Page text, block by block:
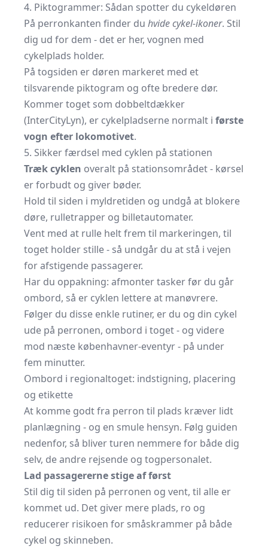
4. Piktogrammer: Sådan spotter du cykeldøren
På perronkanten finder du hvide cykel-ikoner. Stil
dig ud for dem - det er her, vognen med
cykelplads holder.
På togsiden er døren markeret med et
tilsvarende piktogram og ofte bredere dør.
Kommer toget som dobbeltdækker
(InterCityLyn), er cykelpladserne normalt i første
vogn efter lokomotivet.
5. Sikker færdsel med cyklen på stationen
Træk cyklen overalt på stationsområdet - kørsel
er forbudt og giver bøder.
Hold til siden i myldretiden og undgå at blokere
døre, rulletrapper og billetautomater.
Vent med at rulle helt frem til markeringen, til
toget holder stille - så undgår du at stå i vejen
for afstigende passagerer.
Har du oppakning: afmonter tasker før du går
ombord, så er cyklen lettere at manøvrere.
Følger du disse enkle rutiner, er du og din cykel
ude på perronen, ombord i toget - og videre
mod næste københavner-eventyr - på under
fem minutter.
Ombord i regionaltoget: indstigning, placering
og etikette
At komme godt fra perron til plads kræver lidt
planlægning - og en smule hensyn. Følg guiden
nedenfor, så bliver turen nemmere for både dig
selv, de andre rejsende og togpersonalet.
Lad passagererne stige af først
Stil dig til siden på perronen og vent, til alle er
kommet ud. Det giver mere plads, ro og
reducerer risikoen for småskrammer på både
cykel og skinneben.